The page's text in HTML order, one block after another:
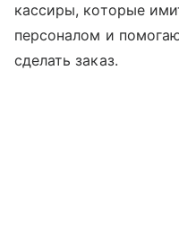
кассиры, которые
персоналом и
сделать заказ.